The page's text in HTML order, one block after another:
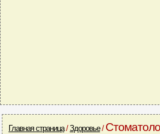
Главная страница/Здоровье/